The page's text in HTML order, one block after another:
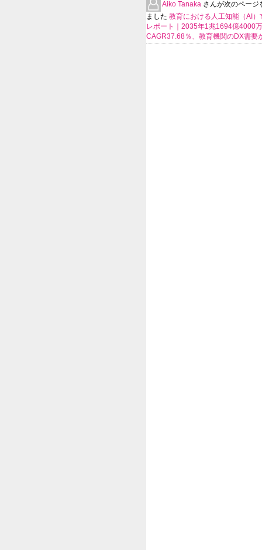
Aiko Tanaka さんが次のページ
ました 教育における人工知能（AI）
レポート｜2035年1兆1694億4000
CAGR37.68％、教育機関のDX需要